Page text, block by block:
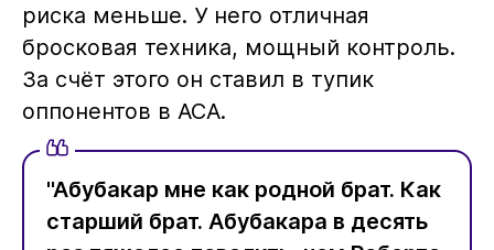
риска меньше. У него отличная
бросковая техника, мощный контроль.
За счёт этого он ставил в тупик
оппонентов в АСА.
"Абубакар мне как родной брат. Как
старший брат. Абубакара в десять